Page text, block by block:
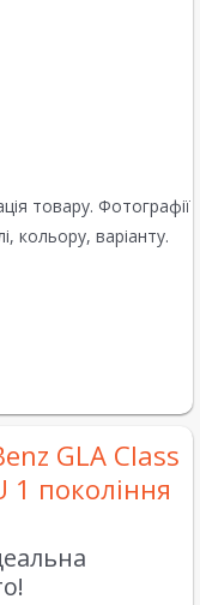
товару. Фотографії
кольору, варіанту.
GLA Class
1 покоління